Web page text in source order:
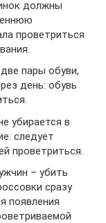
должны
проветриться
пары обуви,
день: обувь
убирается в
следует
проветриться.
– убить
сразу
появления